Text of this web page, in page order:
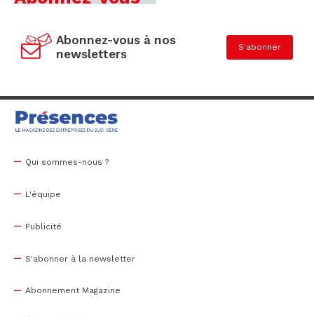
Abonnez-vous à nos
newsletters
S'abonner
Qui sommes-nous ?
L'équipe
Publicité
S'abonner à la newsletter
Abonnement Magazine